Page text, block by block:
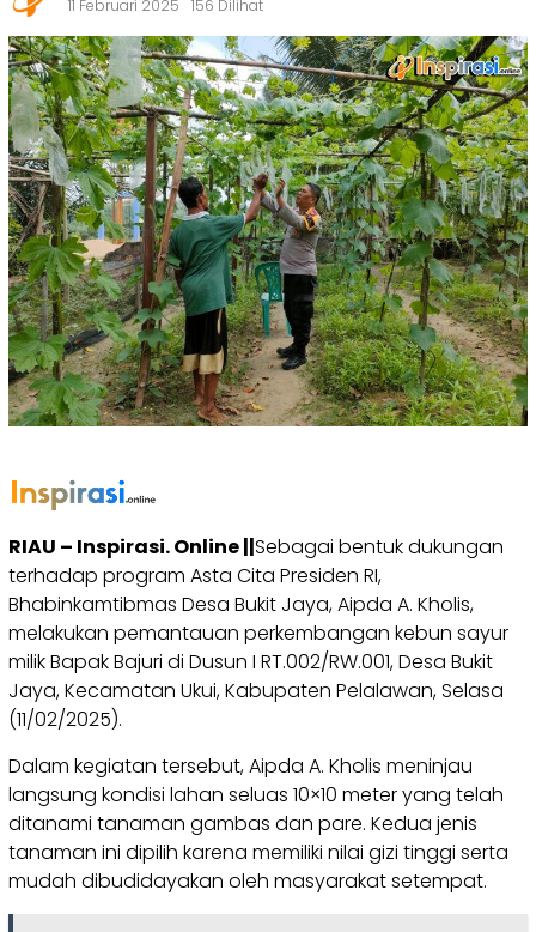
11 Februari 2025
156 Dilihat
RIAU – Inspirasi. Online ||Sebagai bentuk dukungan
terhadap program Asta Cita Presiden RI,
Bhabinkamtibmas Desa Bukit Jaya, Aipda A. Kholis,
melakukan pemantauan perkembangan kebun sayur
milik Bapak Bajuri di Dusun I RT.002/RW.001, Desa Bukit
Jaya, Kecamatan Ukui, Kabupaten Pelalawan, Selasa
(11/02/2025).
Dalam kegiatan tersebut, Aipda A. Kholis meninjau
langsung kondisi lahan seluas 10×10 meter yang telah
ditanami tanaman gambas dan pare. Kedua jenis
tanaman ini dipilih karena memiliki nilai gizi tinggi serta
mudah dibudidayakan oleh masyarakat setempat.